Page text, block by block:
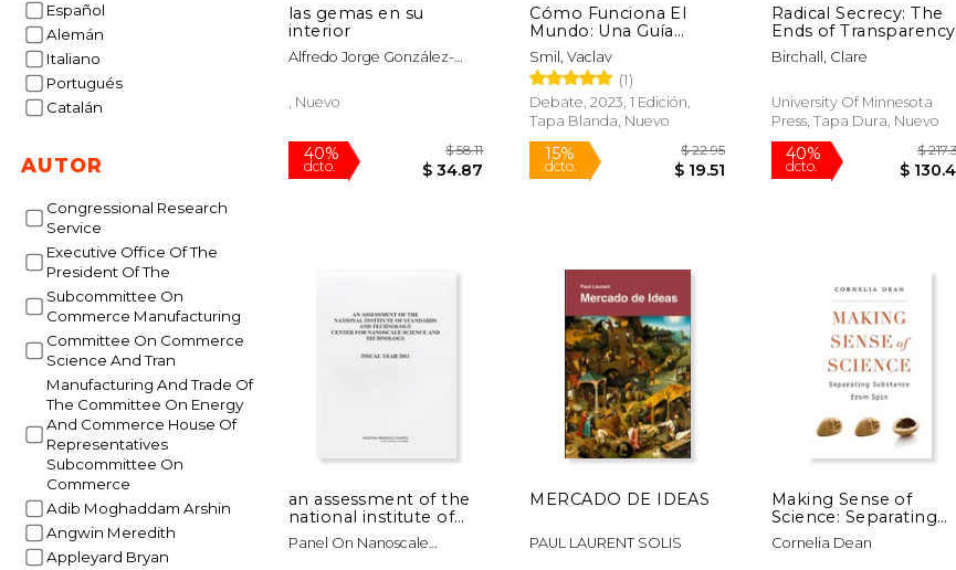
Español
Alemán
Italiano
Portugués
Catalán
AUTOR
Congressional Research
Service
Executive Office Of The
President Of The
Subcommittee On
Commerce Manufacturing
Committee On Commerce
Science And Tran
Manufacturing And Trade Of
The Committee On Energy
And Commerce House Of
Representatives
Subcommittee On
Commerce
Adib Moghaddam Arshin
Angwin Meredith
Appleyard Bryan
las gemas en su
interior
Alfredo Jorge González-
, Nuevo
Cómo Funciona El
Mundo: Una Guía
Científica de Nuestro
Pasado, Presente Y
Futuro / How the
World Really Works
Smil, Vaclav
(1)
Debate, 2023, 1 Edición,
Tapa Blanda, Nuevo
Radical Secrecy: The
Ends of Transparency
in Datafied America
Volume 60 (en Inglés)
Birchall, Clare
University Of Minnesota
Press, Tapa Dura, Nuevo
an assessment of the
national institute of
standards and
technology center for
Panel On Nanoscale
MERCADO DE IDEAS
PAUL LAURENT SOLIS
Making Sense of
Science: Separating
Substance From Spin
(en Inglés)
Cornelia Dean